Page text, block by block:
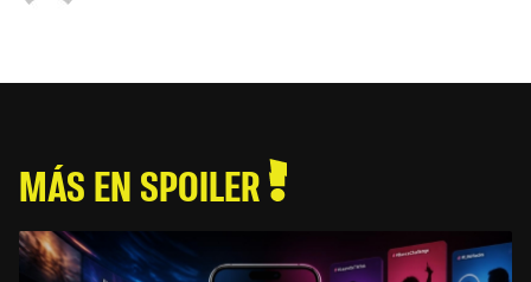
MÁS EN SPOILER